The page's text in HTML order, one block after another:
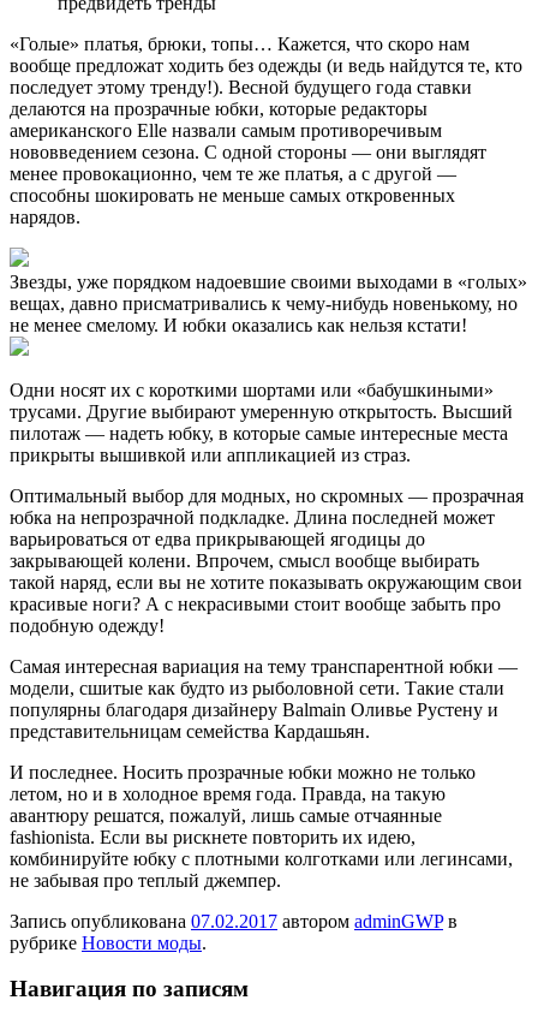
«Голые» платья, брюки, топы… Кажется, что скоро нам
вообще предложат ходить без одежды (и ведь найдутся те, кто
последует этому тренду!). Весной будущего года ставки
делаются на прозрачные юбки, которые редакторы
американского Elle назвали самым противоречивым
нововведением сезона. С одной стороны — они выглядят
менее провокационно, чем те же платья, а с другой —
способны шокировать не меньше самых откровенных
нарядов.
Звезды, уже порядком надоевшие своими выходами в «голых»
вещах, давно присматривались к чему-нибудь новенькому, но
не менее смелому. И юбки оказались как нельзя кстати!
Одни носят их с короткими шортами или «бабушкиными»
трусами. Другие выбирают умеренную открытость. Высший
пилотаж — надеть юбку, в которые самые интересные места
прикрыты вышивкой или аппликацией из страз.
Оптимальный выбор для модных, но скромных — прозрачная
юбка на непрозрачной подкладке. Длина последней может
варьироваться от едва прикрывающей ягодицы до
закрывающей колени. Впрочем, смысл вообще выбирать
такой наряд, если вы не хотите показывать окружающим свои
красивые ноги? А с некрасивыми стоит вообще забыть про
подобную одежду!
Самая интересная вариация на тему транспарентной юбки —
модели, сшитые как будто из рыболовной сети. Такие стали
популярны благодаря дизайнеру Balmain Оливье Рустену и
представительницам семейства Кардашьян.
И последнее. Носить прозрачные юбки можно не только
летом, но и в холодное время года. Правда, на такую
авантюру решатся, пожалуй, лишь самые отчаянные
fashionista. Если вы рискнете повторить их идею,
комбинируйте юбку с плотными колготками или легинсами,
не забывая про теплый джемпер.
Запись опубликована 07.02.2017 автором adminGWPв
рубрике Новости моды.
Навигация по записям